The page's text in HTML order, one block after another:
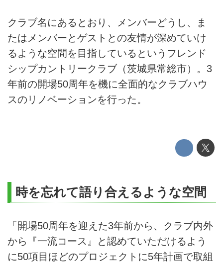
クラブ名にあるとおり、メンバーどうし、ま
たはメンバーとゲストとの友情が深めていけ
るような空間を目指しているというフレンド
シップカントリークラブ（茨城県常総市）。3
年前の開場50周年を機に全面的なクラブハウ
スのリノベーションを行った。
時を忘れて語り合えるような空間
「開場50周年を迎えた3年前から、クラブ内外
から『一流コース』と認めていただけるよう
に50項目ほどのプロジェクトに5年計画で取組